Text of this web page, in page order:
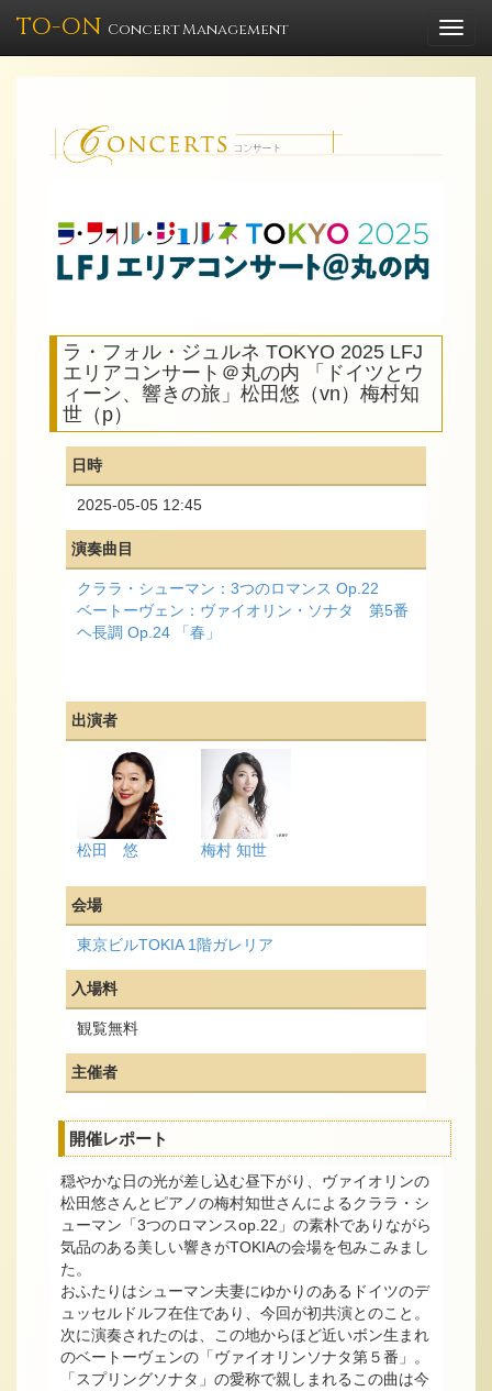
TO-ON Concert Management
ラ・フォル・ジュルネ TOKYO 2025 LFJ
エリアコンサート＠丸の内 「ドイツとウ
ィーン、響きの旅」松田悠（vn）梅村知
世（p）
日時
2025-05-05 12:45
演奏曲目
クララ・シューマン：3つのロマンス Op.22
ベートーヴェン：ヴァイオリン・ソナタ 第5番
ヘ長調 Op.24 「春」
出演者
松田 悠 梅村 知世
会場
東京ビルTOKIA 1階ガレリア
入場料
観覧無料
主催者
開催レポート
穏やかな日の光が差し込む昼下がり、ヴァイオリンの
松田悠さんとピアノの梅村知世さんによるクララ・シ
ューマン「3つのロマンスop.22」の素朴でありながら
気品のある美しい響きがTOKIAの会場を包みこみまし
た。
おふたりはシューマン夫妻にゆかりのあるドイツのデ
ュッセルドルフ在住であり、今回が初共演とのこと。
次に演奏されたのは、この地からほど近いボン生まれ
のベートーヴェンの「ヴァイオリンソナタ第５番」。
「スプリングソナタ」の愛称で親しまれるこの曲は今